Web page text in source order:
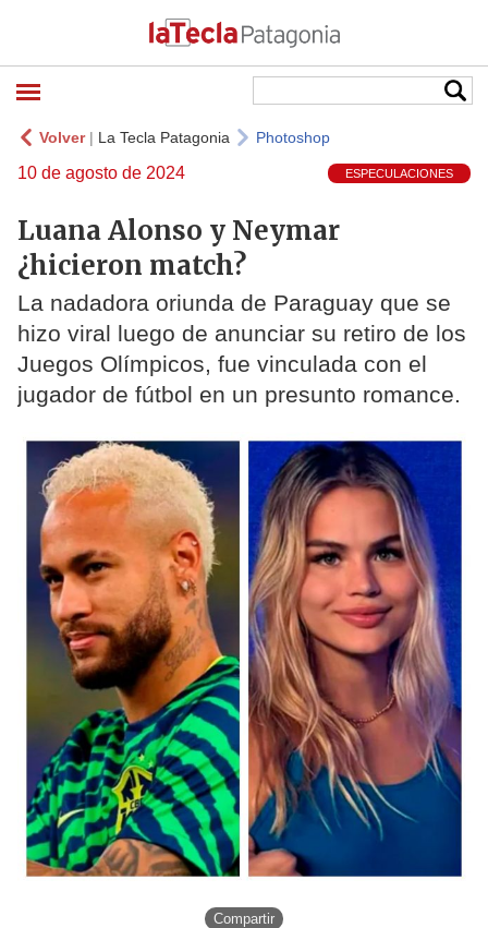
Volver| La Tecla Patagonia Photoshop
10 de agosto de 2024 ESPECULACIONES
Luana Alonso y Neymar
¿hicieron match?
La nadadora oriunda de Paraguay que se
hizo viral luego de anunciar su retiro de los
Juegos Olímpicos, fue vinculada con el
jugador de fútbol en un presunto romance.
Compartir